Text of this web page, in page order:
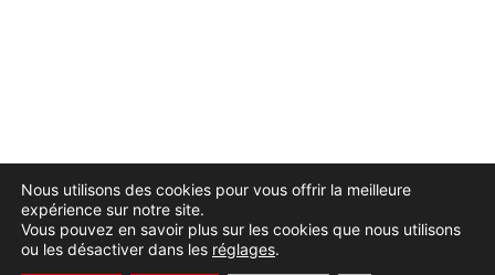
Nous utilisons des cookies pour vous offrir la meilleure
expérience sur notre site.
Vous pouvez en savoir plus sur les cookies que nous utilisons
ou les désactiver dans les réglages.